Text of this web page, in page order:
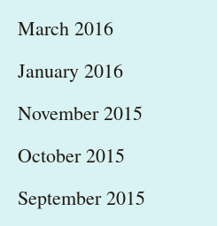
March 2016
January 2016
November 2015
October 2015
September 2015